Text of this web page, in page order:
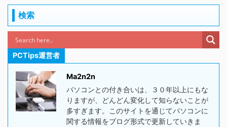
検索
PCTips運営者
Ma2n2n
パソコンとの付き合いは、３０年以上にもな
りますが、どんどん変化して知らないことが
多すぎます。このサイトを通じてパソコンに
関する情報をブログ形式で更新していきま